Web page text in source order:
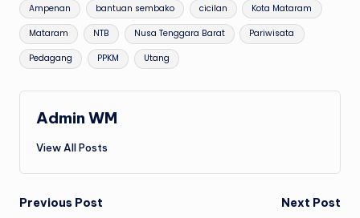
Ampenan bantuan sembako cicilan Kota Mataram
Mataram NTB Nusa Tenggara Barat Pariwisata
Pedagang PPKM Utang
Admin WM
View All Posts
Post
Previous Post Next Post